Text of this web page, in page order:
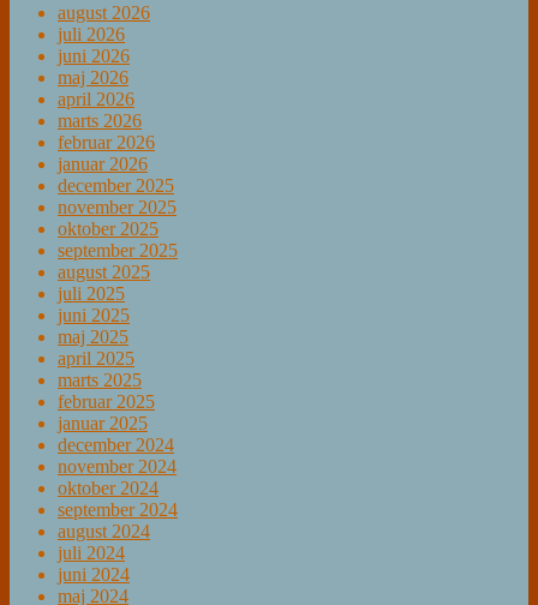
august 2026
juli 2026
juni 2026
maj 2026
april 2026
marts 2026
februar 2026
januar 2026
december 2025
november 2025
oktober 2025
september 2025
august 2025
juli 2025
juni 2025
maj 2025
april 2025
marts 2025
februar 2025
januar 2025
december 2024
november 2024
oktober 2024
september 2024
august 2024
juli 2024
juni 2024
maj 2024